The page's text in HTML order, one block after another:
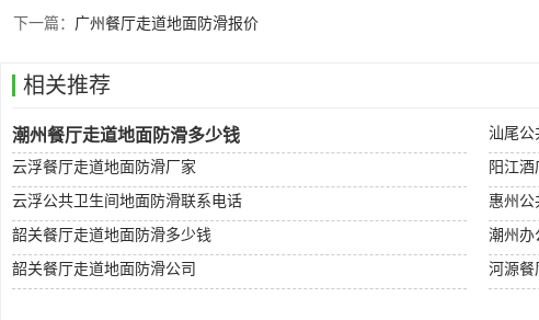
下一篇： 广州餐厅走道地面防滑报价
相关推荐
潮州餐厅走道地面防滑多少钱 汕尾公
云浮餐厅走道地面防滑厂家 阳江
云浮公共卫生间地面防滑联系电话 惠州公
韶关餐厅走道地面防滑多少钱 潮州办
韶关餐厅走道地面防滑公司 河源餐